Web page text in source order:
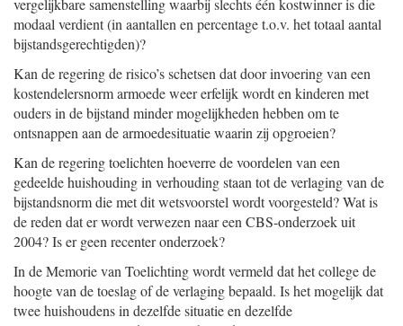
vergelijkbare samenstelling waarbij slechts één kostwinner is die
modaal verdient (in aantallen en percentage t.o.v. het totaal aantal
bijstandsgerechtigden)?
Kan de regering de risico’s schetsen dat door invoering van een
kostendelersnorm armoede weer erfelijk wordt en kinderen met
ouders in de bijstand minder mogelijkheden hebben om te
ontsnappen aan de armoedesituatie waarin zij opgroeien?
Kan de regering toelichten hoeverre de voordelen van een
gedeelde huishouding in verhouding staan tot de verlaging van de
bijstandsnorm die met dit wetsvoorstel wordt voorgesteld? Wat is
de reden dat er wordt verwezen naar een CBS-onderzoek uit
2004? Is er geen recenter onderzoek?
In de Memorie van Toelichting wordt vermeld dat het college de
hoogte van de toeslag of de verlaging bepaald. Is het mogelijk dat
twee huishoudens in dezelfde situatie en dezelfde